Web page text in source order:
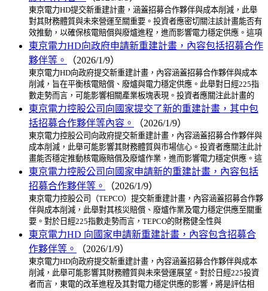
東京電力HD提交新重建計畫，涵蓋招募合作夥伴與成本削減，此舉
對其財務體質與未來營運至關重要。投資者應密切關注該計畫能否有
效推動，以確保核電賠償與廢爐進程，進而影響電力穩定供應。這項
東京電力HD向政府申請新重建計畫，內容包括招募合作
夥伴等。
（2026/1/9）
東京電力HD向政府提交新重建計畫，內容涵蓋招募合作夥伴與成本
削減，旨在平衡核電賠償、廢爐與電力穩定供應。此舉對日經225指
數走勢而言，可能影響相關產業板塊表現。投資者應關注此計畫的
東京電力控股公司向國家提交了新的重建計畫，其中包
括招募合作夥伴等內容。
（2026/1/9）
東京電力控股公司向政府提交新重建計畫，內容涵蓋招募合作夥伴與
成本削減，此舉可能影響其財務體質與市場信心。投資者應關注此計
畫能否穩定推動核電廠賠償及廢爐作業，進而影響電力穩定供應。這
東京電力控股公司向國家申請新的重建計畫，內容包括
招募合作夥伴等。
（2026/1/9）
東京電力控股公司（TEPCO）提交新重建計畫，內容涵蓋招募合作夥
伴與成本削減，此舉對其核災賠償、廢爐作業及電力穩定供應至關重
要。對於日經225指數走勢而言，TEPCO的財務健全性與
東京電力HD 向國家申請新重建計畫，內容包含招募合
作夥伴等。
（2026/1/9）
東京電力HD向政府提交新重建計畫，內容涵蓋招募合作夥伴與成本
削減，此舉可能影響其財務體質與未來營運展望。對於日經225投資
者而言，東電的改革進程及其對電力穩定供應的影響，將是評估相